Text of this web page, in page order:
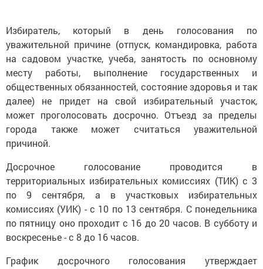
Избиратель, который в день голосования по
уважительной причине (отпуск, командировка, работа
на садовом участке, учеба, занятость по основному
месту работы, выполнение государственных и
общественных обязанностей, состояние здоровья и так
далее) не придет на свой избирательный участок,
может проголосовать досрочно. Отъезд за пределы
города также может считаться уважительной
причиной.
Досрочное голосование проводится в
территориальных избирательных комиссиях (ТИК) с 3
по 9 сентября, а в участковых избирательных
комиссиях (УИК) - с 10 по 13 сентября. С понедельника
по пятницу оно проходит с 16 до 20 часов. В субботу и
воскресенье - с 8 до 16 часов.
График досрочного голосования утверждает